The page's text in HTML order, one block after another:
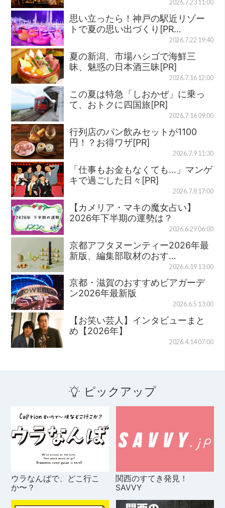
2026.7.23 11:00
思い立ったら！神戸の駅近リゾー
トで夏の思い出づくり[PR…
2026.7.22 19:40
夏の新潟、市場ハシゴで海鮮三
昧、魅惑の日本酒三昧[PR]
2026.7.16 12:00
この夏は特急「しおかぜ」に乗っ
て、おトクに四国旅[PR]
2026.7.16 09:00
行列店のパン飲みセットが1100
円！？お得ワザ[PR]
2026.7.9 11:30
「仕事もお金もなくても…」マンゲ
キで過ごした日々[PR]
2026.7.8 17:00
【カメリア・マキの魔女占い】
2026年下半期の運勢は？
2026.6.29 06:00
京都アフタヌーンティー2026年最
新版、編集部取材のおす…
2026.6.19 13:00
京都・滋賀のおすすめビアガーデ
ン2026年最新版
2026.6.5 13:00
【お笑い芸人】インタビューまと
め【2026年】
2026.4.14 07:00
ピックアップ
ウラなんばで、どこ行こ
か〜？
関西のすてき発見！
SAVVY